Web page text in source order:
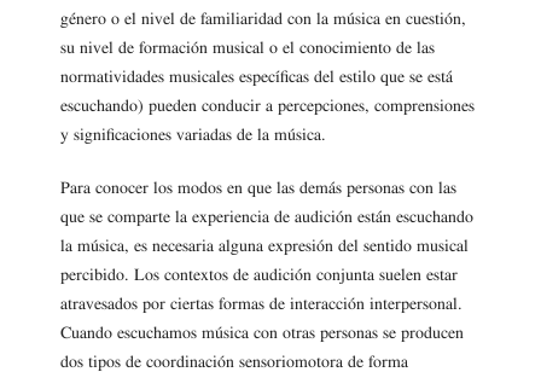
género o el nivel de familiaridad con la música en cuestión,
su nivel de formación musical o el conocimiento de las
normatividades musicales específicas del estilo que se está
escuchando) pueden conducir a percepciones, comprensiones
y significaciones variadas de la música.
Para conocer los modos en que las demás personas con las
que se comparte la experiencia de audición están escuchando
la música, es necesaria alguna expresión del sentido musical
percibido. Los contextos de audición conjunta suelen estar
atravesados por ciertas formas de interacción interpersonal.
Cuando escuchamos música con otras personas se producen
dos tipos de coordinación sensoriomotora de forma